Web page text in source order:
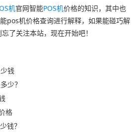
机官网智能POS机价格的知识，其中也
pos机价格查询进行解释，如果能碰巧解
了关注本站，现在开始吧！
钱
少？
格
钱？